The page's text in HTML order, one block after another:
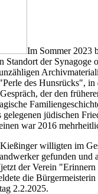
Im Sommer 2023
Standort der
des Hunsrücks",
der den
gelegenen jüdischen
war 2016
willigten im
gefunden und
der Verein
die
2.2.2025.